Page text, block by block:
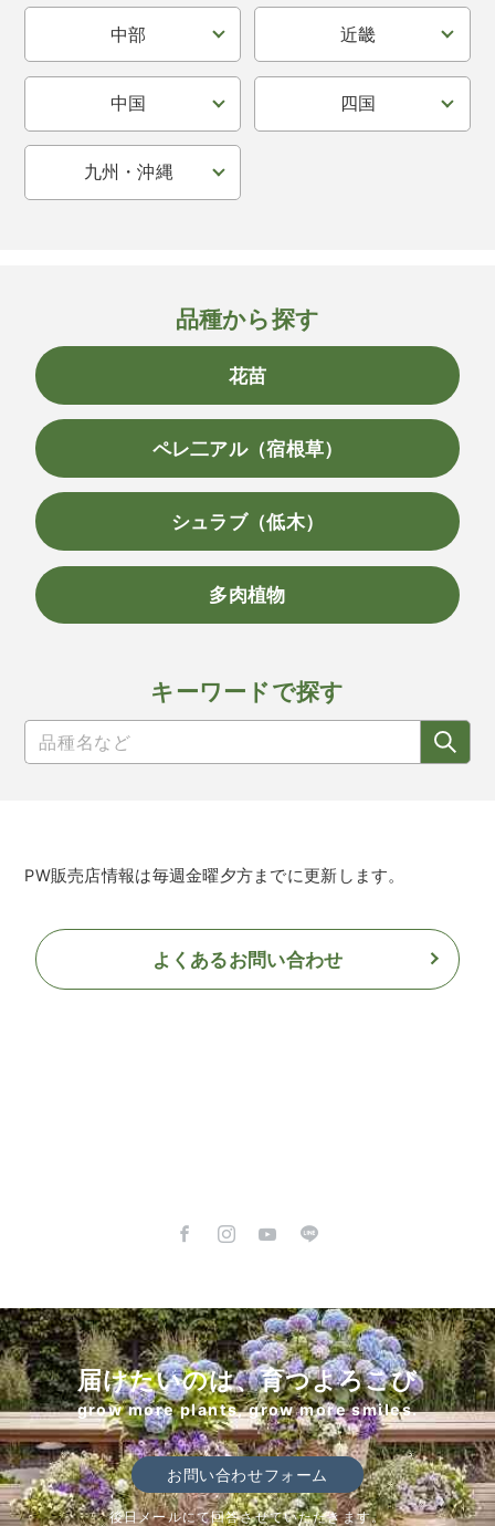
中部 近畿
中国 四国
九州・沖縄
品種から探す
花苗
ペレ二アル（宿根草）
シュラブ（低木）
多肉植物
キーワードで探す
PW販売店情報は毎週金曜夕方までに更新します。
よくあるお問い合わせ
届けたいのは、育つよろこび
grow more plants, grow more smiles.
お問い合わせフォーム
後日メールにて回答させていただきます。